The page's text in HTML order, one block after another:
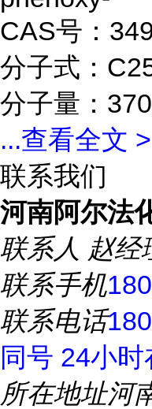
CAS号：
分子式：
分子量：
...查看全文 >
联系我们
河南阿尔法
联系人 赵经
联系手机
联系电话
同号 24小时
所在地址河